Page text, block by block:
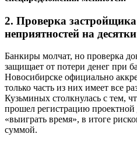
2. Проверка застройщика:
неприятностей на
Банкиры молчат, но проверка
защищает от потери денег при
Новосибирске официально
только часть из них имеет все
Кузьминых столкнулась с тем,
прошел регистрацию
«выиграть время», в итоге
суммой.